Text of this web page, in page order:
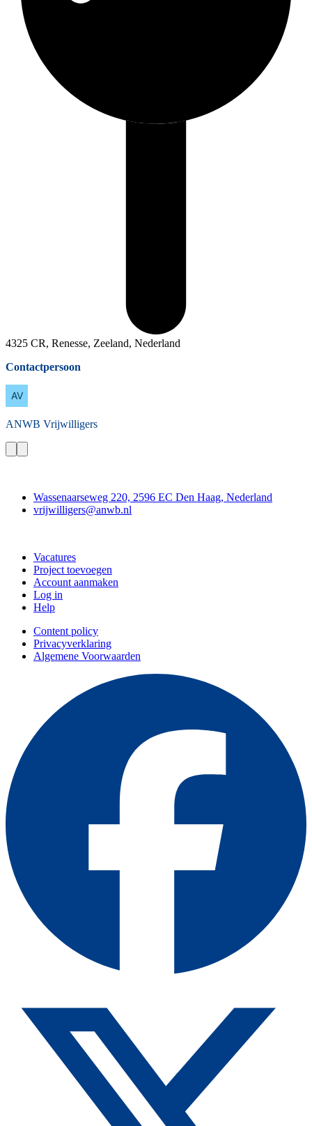
4325 CR, Renesse, Zeeland, Nederland
Contactpersoon
ANWB Vrijwilligers
Wassenaarseweg 220, 2596 EC Den Haag, Nederland
vrijwilligers@anwb.nl
Vacatures
Project toevoegen
Account aanmaken
Log in
Help
Content policy
Privacyverklaring
Algemene Voorwaarden